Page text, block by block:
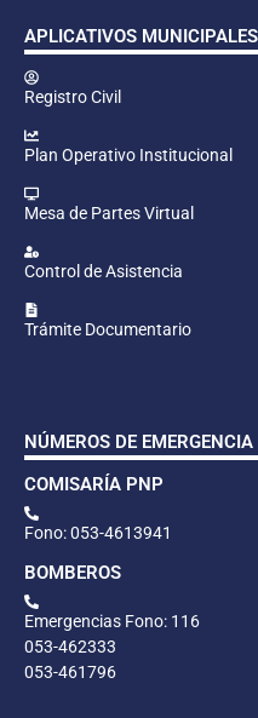
APLICATIVOS MUNICIPALES
Registro Civil
Plan Operativo Institucional
Mesa de Partes Virtual
Control de Asistencia
Trámite Documentario
NÚMEROS DE EMERGENCIA
COMISARÍA PNP
Fono: 053-4613941
BOMBEROS
Emergencias Fono: 116
053-462333
053-461796